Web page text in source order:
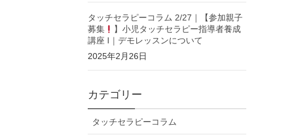
タッチセラピーコラム 2/27｜【参加親子
募集
】小児タッチセラピー指導者養成
講座 I｜デモレッスンについて
2025年2月26日
カテゴリー
タッチセラピーコラム